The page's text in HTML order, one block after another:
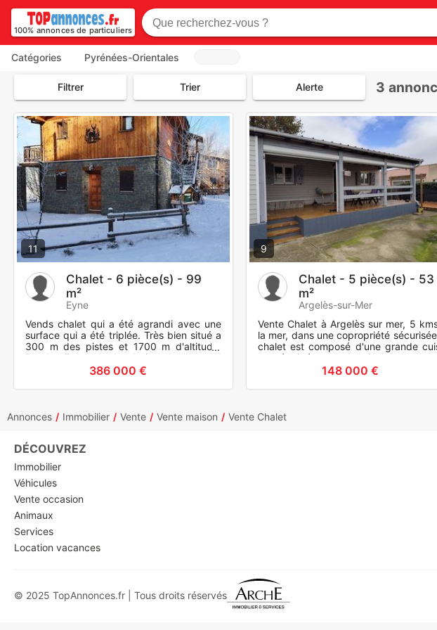
100% annonces de particuliers
Catégories Pyrénées-Orientales
Filtrer Trier Alerte 3
11
Chalet - 6 pièce(s) - 99
m²
Eyne
Vends chalet qui a été agrandi avec une
surface qui a été triplée. Très bien situé a
300 m des pistes et 1700 m d'altitude.
Proche Espagne des bains de llo et d
andorre. Sur 115 m386 000 €
9
Chalet - 5 pièce(s) - 53
m²
Argelès-sur-Mer
Vente Chalet à Argelès sur mer, 5
la mer, dans une copropriété
chalet est composé d'une grande
tout équipée, un salon, 2 chambres et
148 000 €
Annonces Immobilier Vente Vente maison Vente Chalet
DÉCOUVREZ
Immobilier
Véhicules
Vente occasion
Animaux
Services
Location vacances
© 2025 TopAnnonces.fr | Tous droits réservés